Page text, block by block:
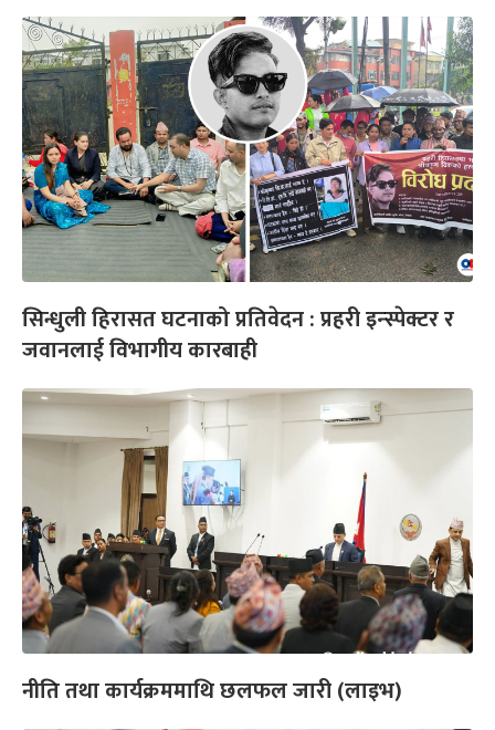
सिन्धुली हिरासत घटनाको प्रतिवेदन : प्रहरी इन्स्पेक्टर र
जवानलाई विभागीय कारबाही
नीति तथा कार्यक्रममाथि छलफल जारी (लाइभ)